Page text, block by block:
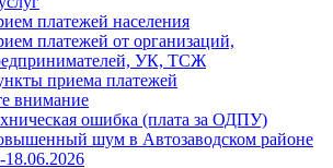
платежей населения
платежей от организаций,
УК, ТСЖ
приема платежей
внимание
ошибка (плата за ОДПУ)
шум в Автозаводском районе
18.06.2026